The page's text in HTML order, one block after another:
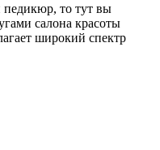
то тут вы
салона красоты
широкий спектр